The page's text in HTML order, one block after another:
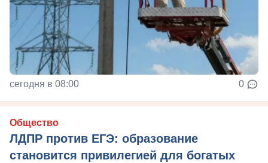
сегодня в 08:00 0
Общество
ЛДПР против ЕГЭ: образование
становится привилегией для богатых